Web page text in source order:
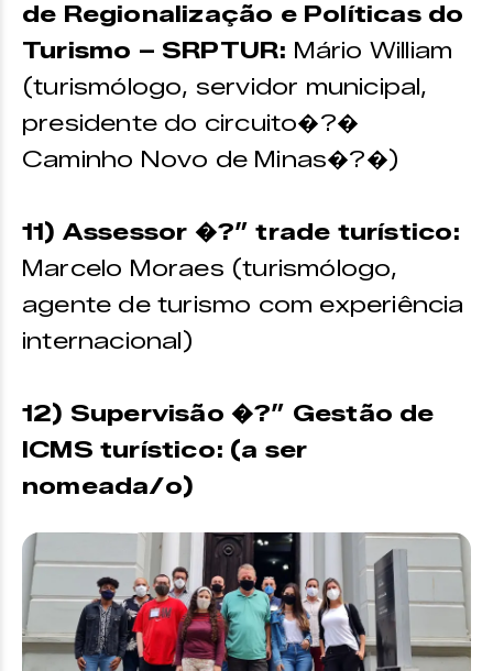
de Regionalização e Políticas do
Turismo – SRPTUR: Mário William
(turismólogo, servidor municipal,
presidente do circuito�?�
Caminho Novo de Minas�?�)
11) Assessor �?” trade turístico:
Marcelo Moraes (turismólogo,
agente de turismo com experiência
internacional)
12) Supervisão �?” Gestão de
ICMS turístico: (a ser
nomeada/o)